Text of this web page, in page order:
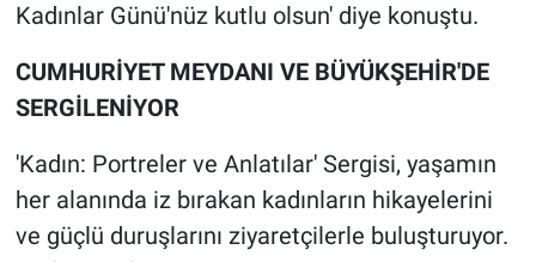
Kadınlar Günü'nüz kutlu olsun' diye konuştu.
CUMHURİYET MEYDANI VE BÜYÜKŞEHİR'DE
SERGİLENİYOR
'Kadın: Portreler ve Anlatılar' Sergisi, yaşamın
her alanında iz bırakan kadınların hikayelerini
ve güçlü duruşlarını ziyaretçilerle buluşturuyor.